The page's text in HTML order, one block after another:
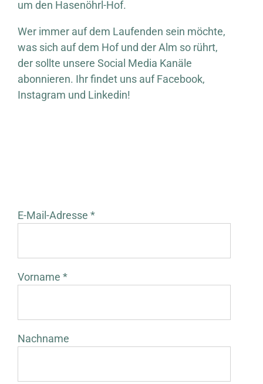
um den Hasenöhrl-Hof.
Wer immer auf dem Laufenden sein möchte,
was sich auf dem Hof und der Alm so rührt,
der sollte unsere Social Media Kanäle
abonnieren. Ihr findet uns auf Facebook,
Instagram und Linkedin!
E-Mail-Adresse *
Vorname *
Nachname